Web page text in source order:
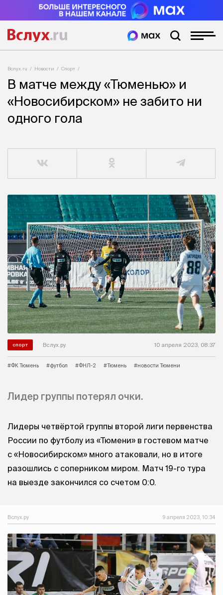
Вслух.ru Новости Спорт
В матче между «Тюменью» и
«Новосибирском» не забито ни
одного гола
спорт Вслух.ру 10 апреля 2023, 08:37
#ФК Тюмень #футбол #ФНЛ-2 #Тюмень #новости Тюмени
Лидер группы потерял очки.
Лидеры четвёртой группы второй лиги первенства
России по футболу из «Тюмени» в гостевом матче
с «Новосибирском» много атаковали, но в итоге
разошлись с соперником миром. Матч 19-го тура
на выезде закончился со счетом 0:0.
Вслух.ру 9 апреля 2023, 10:34